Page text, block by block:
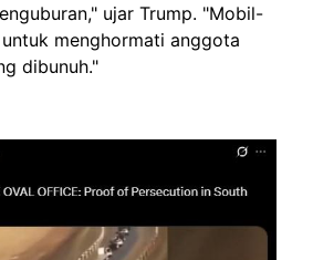
ujar Trump. "Mobil-
menghormati anggota
dibunuh."